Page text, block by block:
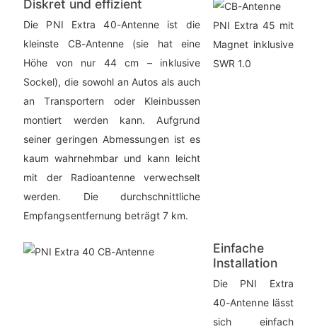
Diskret und effizient
Die PNI Extra 40-Antenne ist die
kleinste CB-Antenne (sie hat eine
Höhe von nur 44 cm – inklusive
Sockel), die sowohl an Autos als auch
an Transportern oder Kleinbussen
montiert werden kann. Aufgrund
seiner geringen Abmessungen ist es
kaum wahrnehmbar und kann leicht
mit der Radioantenne verwechselt
werden. Die durchschnittliche
Empfangsentfernung beträgt 7 km.
Einfache
Installation
Die PNI Extra
40-Antenne lässt
sich einfach